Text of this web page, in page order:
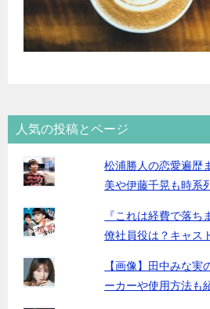
人気の投稿とページ
松浦勝人の恋愛遍歴
美や伊藤千晃も時系
『これは経費で落ち
僚社員役は？キャス
【画像】田中みな実
ーカーや使用方法も